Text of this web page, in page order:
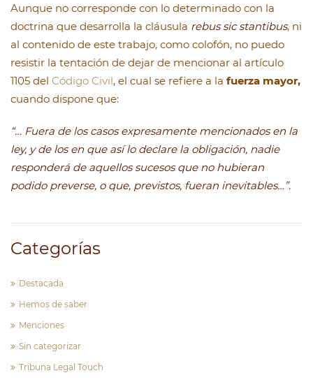
Aunque no corresponde con lo determinado con la
doctrina que desarrolla la cláusula rebus sic stantibus, ni
al contenido de este trabajo, como colofón, no puedo
resistir la tentación de dejar de mencionar al artículo
1105 del Código Civil, el cual se refiere a la fuerza mayor,
cuando dispone que:
“… Fuera de los casos expresamente mencionados en la
ley, y de los en que así lo declare la obligación, nadie
responderá de aquellos sucesos que no hubieran
podido preverse, o que, previstos, fueran inevitables…”.
Categorías
Destacada
Hemos de saber
Menciones
Sin categorizar
Tribuna Legal Touch